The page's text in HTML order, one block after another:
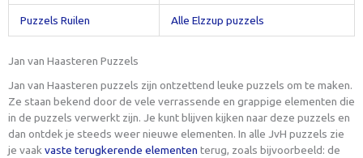
Puzzels Ruilen Alle Elzzup puzzels
Jan van Haasteren Puzzels
Jan van Haasteren puzzels zijn ontzettend leuke puzzels om te maken.
Ze staan bekend door de vele verrassende en grappige elementen die
in de puzzels verwerkt zijn. Je kunt blijven kijken naar deze puzzels en
dan ontdek je steeds weer nieuwe elementen. In alle JvH puzzels zie
je vaak vaste terugkerende elementen terug, zoals bijvoorbeeld: de